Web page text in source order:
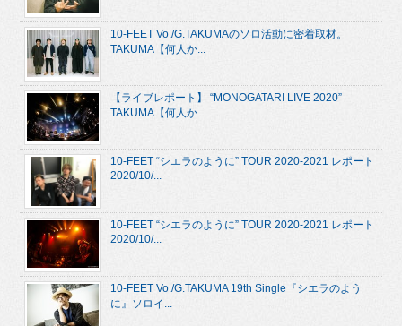
10-FEET Vo./G.TAKUMAのソロ活動に密着取材。
TAKUMA【何人か...
【ライブレポート】 “MONOGATARI LIVE 2020”
TAKUMA【何人か...
10-FEET “シエラのように” TOUR 2020-2021 レポート
2020/10/...
10-FEET “シエラのように” TOUR 2020-2021 レポート
2020/10/...
10-FEET Vo./G.TAKUMA 19th Single『シエラのよう
に』ソロイ...